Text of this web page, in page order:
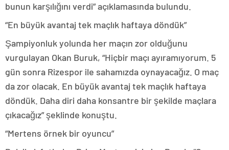
bunun karşılığını verdi” açıklamasında bulundu.
“En büyük avantaj tek maçlık haftaya döndük”
Şampiyonluk yolunda her maçın zor olduğunu
vurgulayan Okan Buruk, “Hiçbir maçı ayıramıyorum. 5
gün sonra Rizespor ile sahamızda oynayacağız. O maç
da zor olacak. En büyük avantaj tek maçlık haftaya
döndük. Daha diri daha konsantre bir şekilde maçlara
çıkacağız” şeklinde konuştu.
“Mertens örnek bir oyuncu”